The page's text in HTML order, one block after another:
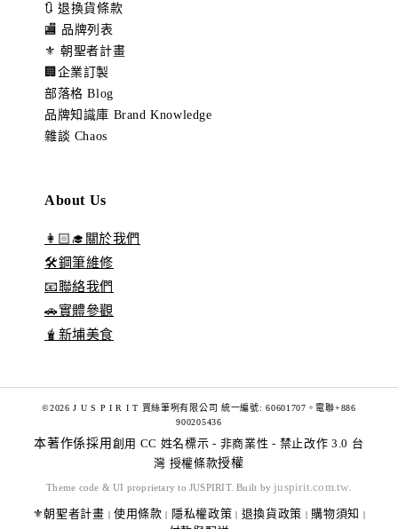
🔃 退換貨條款
🏬 品牌列表
⚜️ 朝聖者計畫
🏢企業訂製
部落格 Blog
品牌知識庫 Brand Knowledge
雜談 Chaos
About Us
👩🏻‍🎓關於我們
🛠️鋼筆維修
📧聯絡我們
🚗實體參觀
🧋新埔美食
©2026 J U S P I R I T 賈絲筆咧有限公司 統一編號: 60601707。電聯+886
900205436
本著作係採用 創用 CC 姓名標示 - 非商業性 - 禁止改作 3.0 台
灣 授權條款授權
Theme code & UI proprietary to JUSPIRIT. Built by juspirit.com.tw
⚜️朝聖者計畫 | 使用條款 | 隱私權政策 | 退換貨政策 | 購物須知 |